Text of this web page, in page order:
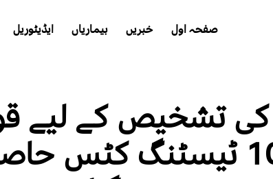
صفحہ اول خبریں بیماریاں ایڈیٹوریل
کی تشخیص کے لیے
صحت نے 100 ٹیسٹنگ کٹس